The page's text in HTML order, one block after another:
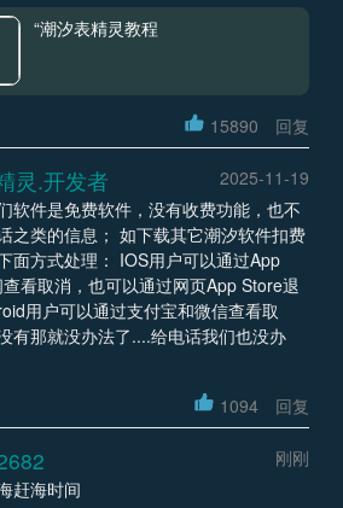
“潮汐表精灵教程
15890 回复
灵.开发者
2025-11-19
软件是免费软件，没有收费功能，也不
之类的信息； 如下载其它潮汐软件扣费
面方式处理： IOS用户可以通过App
看取消，也可以通过网页App Store退
用户可以通过支付宝和微信查看取
有那就没办法了....给电话我们也没办
1094 回复
刚刚
赶海时间